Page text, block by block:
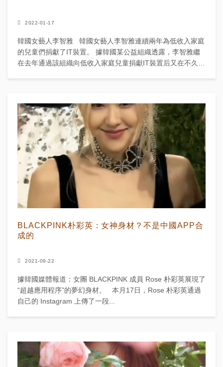
2022-01-17
韓國女藝人李智雅 韓國女藝人李智雅連續兩年為低收入家庭
的兒童們捐獻了IT裝置。 據韓國某公益組織透露，李智雅繼
在去年通過該組織向低收入家庭兒童捐獻IT裝置后又在不久前
BLACKPINK朴彩英：女神身材？不是中國APP合
成的
2021-09-22
據韓國媒體報道：女團 BLACKPINK 成員 Rose 朴彩英展現了
“超越應用程序”的夢幻身材。 本月17日，Rose 朴彩英通過
自己的 Instagram 上傳了一段...